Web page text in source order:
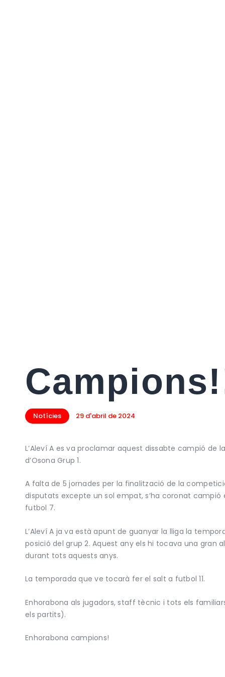
Notícies 29 d'abril de 2024
L’Aleví A es va proclamar aquest dissabte campió de
d’Osona Grup 1.
A falta de 5 jornades per la finalització de la
disputats excepte un sol empat, s’ha coronat
futbol 7.
L’Aleví A ja va està apunt de guanyar la lliga la
posició del grup 2. Aquest any els hi tocava una gran
durant tots aquests anys.
La temporada que ve tocarà fer el salt a futbol 11.
Enhorabona als jugadors, staff tècnic i tots els
els partits).
Enhorabona campions!